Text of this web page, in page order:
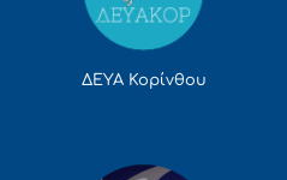
ΔΕΥΑ Κορίνθου